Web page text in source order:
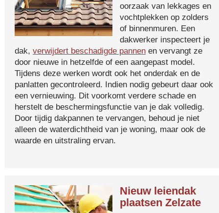
oorzaak van lekkages en
vochtplekken op zolders
of binnenmuren. Een
dakwerker inspecteert je
dak, verwijdert beschadigde pannen en vervangt ze
door nieuwe in hetzelfde of een aangepast model.
Tijdens deze werken wordt ook het onderdak en de
panlatten gecontroleerd. Indien nodig gebeurt daar ook
een vernieuwing. Dit voorkomt verdere schade en
herstelt de beschermingsfunctie van je dak volledig.
Door tijdig dakpannen te vervangen, behoud je niet
alleen de waterdichtheid van je woning, maar ook de
waarde en uitstraling ervan.
Nieuw leiendak
plaatsen Zelzate